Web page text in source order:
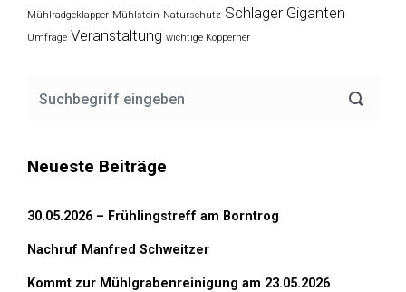
Mühlradgeklapper Mühlstein Naturschutz Schlager Giganten
Umfrage Veranstaltung wichtige Köpperner
Neueste Beiträge
30.05.2026 – Frühlingstreff am Borntrog
Nachruf Manfred Schweitzer
Kommt zur Mühlgrabenreinigung am 23.05.2026